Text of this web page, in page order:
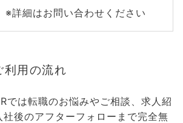
※詳細はお問い合わせください
利用の流れ
では転職のお悩みやご相談、求人紹
後のアフターフォローまで完全無